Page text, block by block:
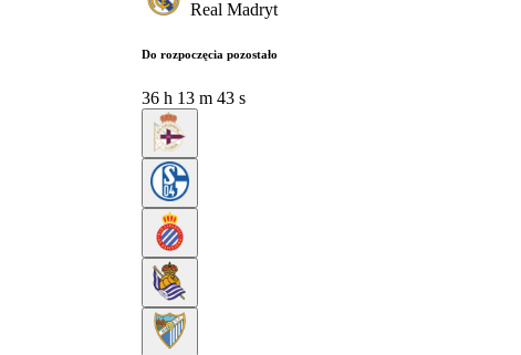
Real Madryt
Do rozpoczęcia pozostało
36 h 13 m 43 s